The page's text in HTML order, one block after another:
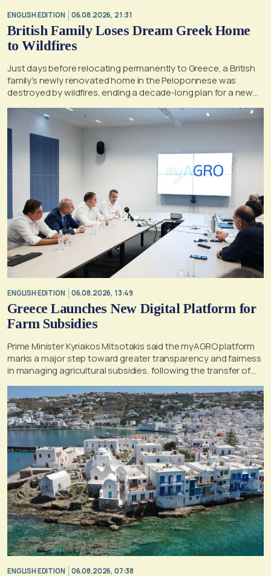
ENGLISH EDITION 06.08.2026, 21:31
British Family Loses Dream Greek Home
to Wildfires
Just days before relocating permanently to Greece, a British
family's newly renovated home in the Peloponnese was
destroyed by wildfires, ending a decade-long plan for a new
life, according to a report by the UK's Mirror
ENGLISH EDITION 06.08.2026, 13:49
Greece Launches New Digital Platform for
Farm Subsidies
Prime Minister Kyriakos Mitsotakis said the myAGRO platform
marks a major step toward greater transparency and fairness
in managing agricultural subsidies, following the transfer of
ENGLISH EDITION 06.08.2026, 07:38